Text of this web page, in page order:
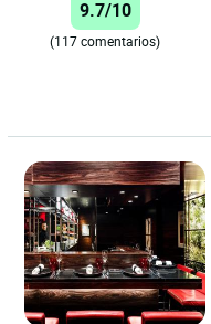
9.7/10
(117 comentarios)